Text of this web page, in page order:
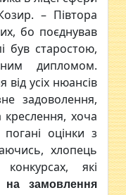
– Півтора
бо поєднував
був старостою,
дипломом.
усіх нюансів
задоволення,
креслення, хоча
оцінки з
хлопець
які
замовлення